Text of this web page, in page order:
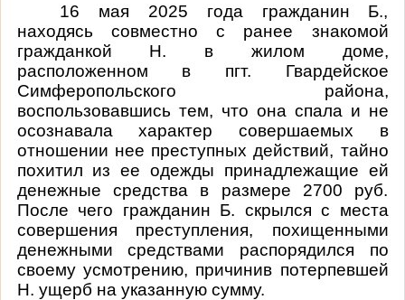
16 мая 2025 года гражданин Б.,
находясь совместно с ранее знакомой
гражданкой Н. в жилом доме,
расположенном в пгт. Гвардейское
Симферопольского района,
воспользовавшись тем, что она спала и не
осознавала характер совершаемых в
отношении нее преступных действий, тайно
похитил из ее одежды принадлежащие ей
денежные средства в размере 2700 руб.
После чего гражданин Б. скрылся с места
совершения преступления, похищенными
денежными средствами распорядился по
своему усмотрению, причинив потерпевшей
Н. ущерб на указанную сумму.